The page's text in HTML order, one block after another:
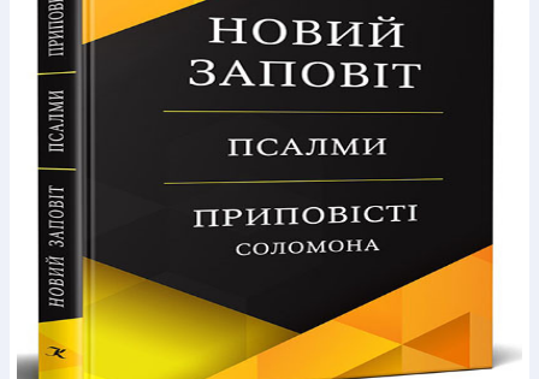
Богослов`я
Шлюб і сім`яЮдаїзм
Супутні товари
Періодика
Ручки кулькові ВідеоГалантерея
Закладки для книг
Футболки БрелокиСумки
Блокноти
Щоденники / щотижневикиВироби з дерева
Вироби з кераміки і глиниВироби з срібла
Навчальні мапи
вироби
подарункові
Плакати Пластмасові вироби Хустки
Подарункові картки
Розвиваючі ігриРепринти
Свічки
Зошити
Фотокартини
Головні убори
Календарі
Канцелярскі товари
Комп`ютерні ігри
Листівки
Сувенирна продукціяГодинники
Пазли